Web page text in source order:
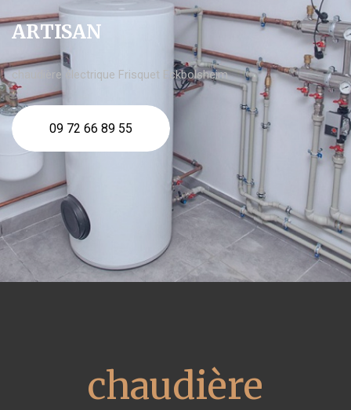
ARTISAN
chaudière électrique Frisquet Eckbolsheim
09 72 66 89 55
chaudière